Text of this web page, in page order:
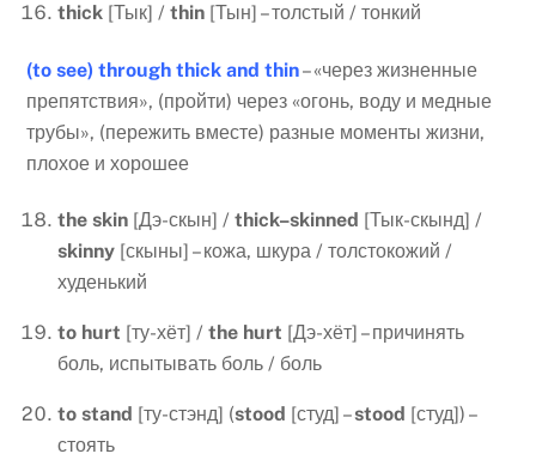
thick [Тык] / thin [Тын] – толстый / тонкий
(to see)through thick and thin– «через жизненные
препятствия», (пройти) через «огонь, воду и медные
трубы», (пережить вместе) разные моменты жизни,
плохое и хорошее
the skin [Дэ-скын] / thick–skinned [Тык-скынд] /
skinny [скыны] – кожа, шкура / толстокожий /
худенький
to hurt [ту-хёт] / the hurt [Дэ-хёт] – причинять
боль, испытывать боль / боль
to stand [ту-стэнд] (stood [студ] –stood [студ]) –
стоять